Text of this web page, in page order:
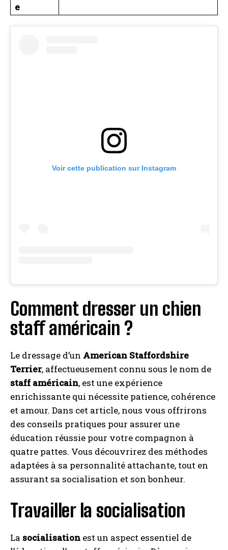
I WANT IN
I've read and accept thePrivacy Policy.
A LIRE : Comment apprivoiser un chat persan ?
e
Voir cette publication sur Instagram
Comment dresser un chien
staff américain ?
Le dressage d’un American Staffordshire
Terrier, affectueusement connu sous le nom de
staff américain, est une expérience
enrichissante qui nécessite patience, cohérence
et amour. Dans cet article, nous vous offrirons
des conseils pratiques pour assurer une
éducation réussie pour votre compagnon à
quatre pattes. Vous découvrirez des méthodes
adaptées à sa personnalité attachante, tout en
assurant sa socialisation et son bonheur.
Travailler la socialisation
La socialisation est un aspect essentiel de